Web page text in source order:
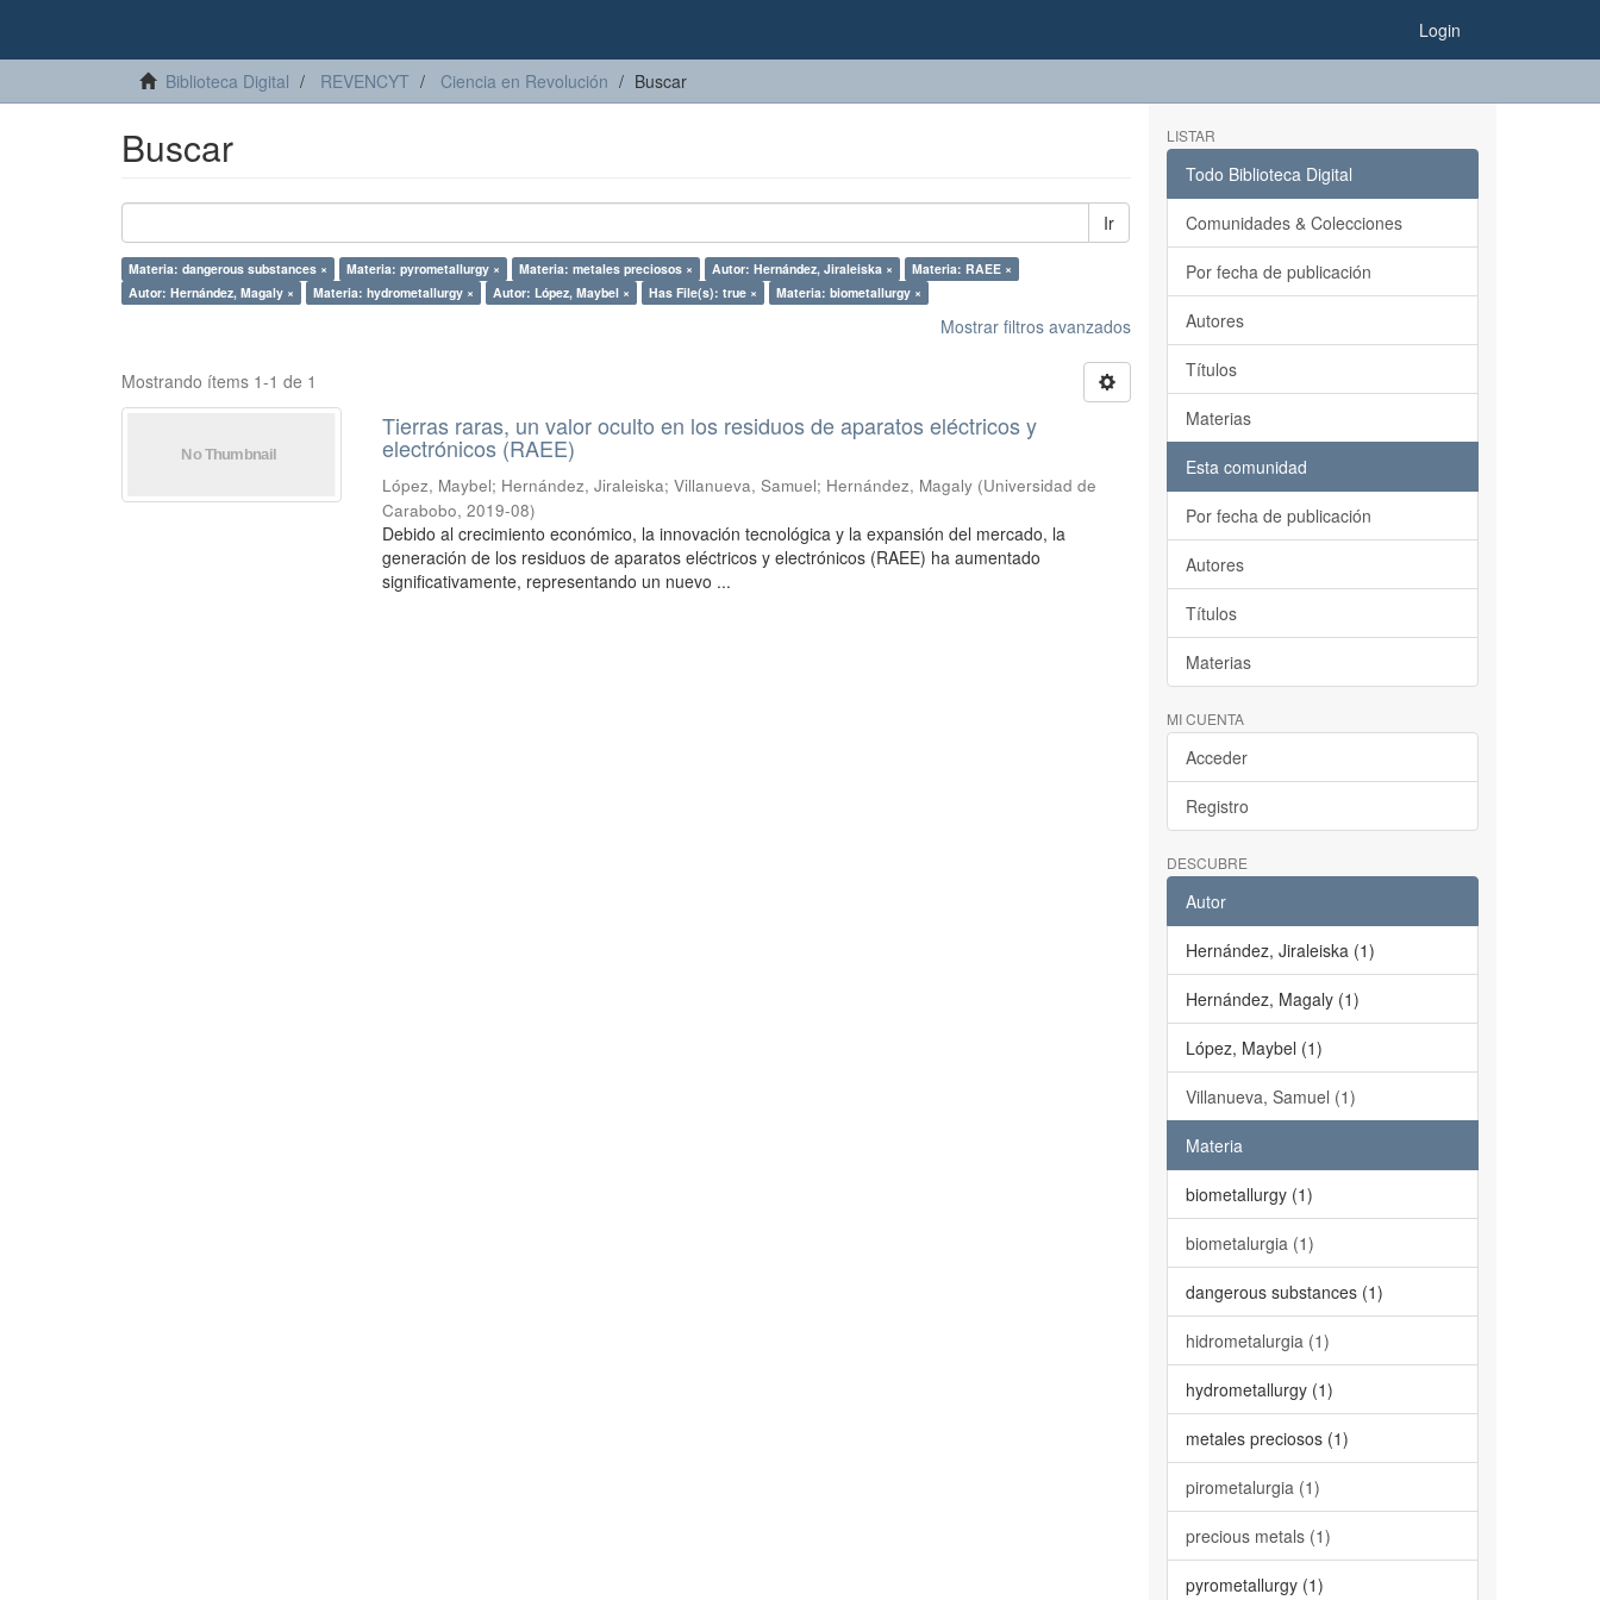
Login
Biblioteca Digital REVENCYT Ciencia en Revolución Buscar
Buscar
Ir
Materia: dangerous substances × Materia: pyrometallurgy × Materia: metales preciosos × Autor: Hernández, Jiraleiska ×
Materia: RAEE ×
Autor: Hernández, Magaly ×
Materia: hydrometallurgy × Autor: López, Maybel × Has File(s): true × Materia: biometallurgy ×
Mostrar filtros avanzados
Mostrando ítems 1-1 de 1
Tierras raras, un valor oculto en los residuos de aparatos eléctricos y
electrónicos (RAEE)
López, Maybel; Hernández, Jiraleiska;Villanueva, Samuel; Hernández, Magaly (Universidad de
Carabobo,2019-08)
Debido al crecimiento económico, la innovación tecnológica y la expansión del mercado, la
generación de los residuos de aparatos eléctricos y electrónicos (RAEE) ha aumentado
significativamente, representando un nuevo ...
LISTAR
Todo Biblioteca Digital
Comunidades & Colecciones
Por fecha de publicación
Autores
Títulos
Materias
Esta comunidad
Por fecha de publicación
Autores
Títulos
Materias
MI CUENTA
Acceder
Registro
DESCUBRE
Autor
Hernández, Jiraleiska (1)
Hernández, Magaly (1)
López, Maybel (1)
Villanueva, Samuel (1)
Materia
biometallurgy (1)
biometalurgia (1)
dangerous substances (1)
hidrometalurgia (1)
hydrometallurgy (1)
metales preciosos (1)
pirometalurgia (1)
precious metals (1)
pyrometallurgy (1)